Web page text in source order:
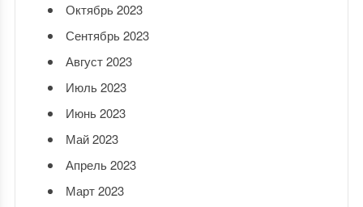
Октябрь 2023
Сентябрь 2023
Август 2023
Июль 2023
Июнь 2023
Май 2023
Апрель 2023
Март 2023